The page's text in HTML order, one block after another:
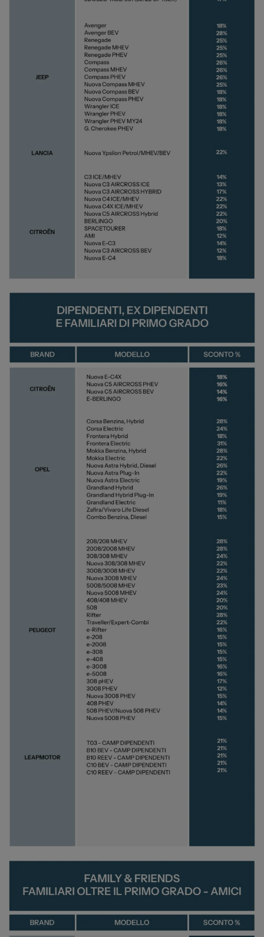
Impegno per l’Ambiente
Impegno per il Sociale
Comunità Energetica
Telefono Vendita
011 22 51 711
011 22 51 737
Email